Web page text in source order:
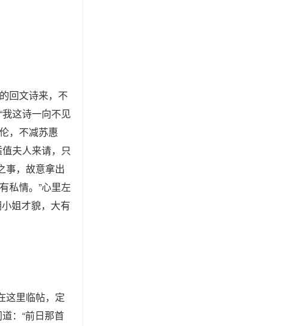
回文诗来，不
这诗一向不见
，不减苏惠
夫人来请，只
事，故意拿出
私情。”心里左
姐才貌，大有
这里临帖，定
：“前日那首